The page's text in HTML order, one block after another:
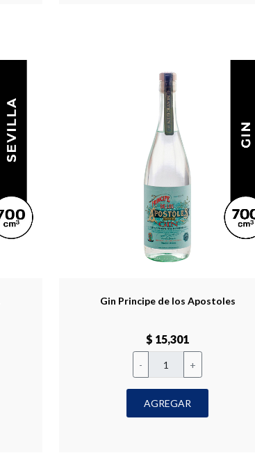
Gin Principe de los Apostoles
$ 15,301
- +
AGREGAR